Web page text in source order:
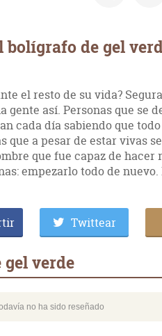
de gel
el resto de su vida?
gente así. Personas que se
cada día sabiendo que
que a pesar de estar vivas
que fue capaz de hacer
empezarlo todo de nuevo.
Twittear
gel verde
no ha sido reseñado